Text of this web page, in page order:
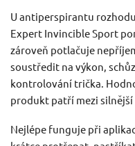
U antiperspirantu
Expert Invincible Sport
zároveň potlačuje
soustředit na výkon,
kontrolování trička.
produkt patří mezi
Nejlépe funguje při